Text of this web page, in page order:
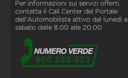
Per informazioni sui servizi offerti,
contatta il Call Center del Portale
dell'Automobilista attivo dal lunedì al
sabato dalle 8.00 alle 20.00